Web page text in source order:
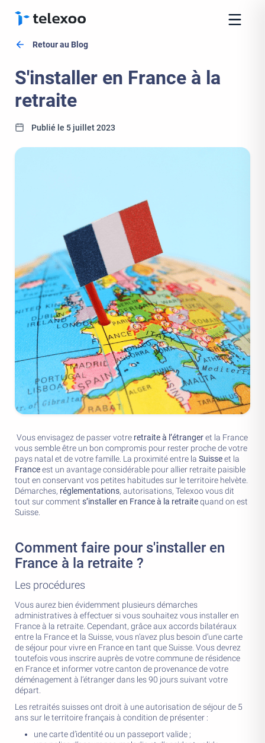
Retour au Blog
S'installer en France à la
retraite
Publié le 5 juillet 2023
Vous envisagez de passer votre retraite à l’étrangeret la France
vous semble être un bon compromis pour rester proche de votre
pays natal et de votre famille. La proximité entre la Suisseet la
Franceest un avantage considérable pour allier retraite paisible
tout en conservant vos petites habitudes sur le territoire helvète.
Démarches, réglementations, autorisations, Telexoo vous dit
tout sur comment s’installer en France à la retraitequand on est
Suisse.
Comment faire pour s'installer en
France à la retraite ?
Les procédures
Vous aurez bien évidemment plusieurs démarches
administratives à effectuer si vous souhaitez vous installer en
France à la retraite. Cependant, grâce aux accords bilatéraux
entre la France et la Suisse, vous n’avez plus besoin d’une carte
de séjour pour vivre en France en tant que Suisse. Vous devrez
toutefois vous inscrire auprès de votre commune de résidence
en France et informer votre canton de provenance de votre
déménagement à l’étranger dans les 90 jours suivant votre
départ.
Les retraités suisses ont droit à une autorisation de séjour de 5
ans sur le territoire français à condition de présenter :
une carte d’identité ou un passeport valide ;